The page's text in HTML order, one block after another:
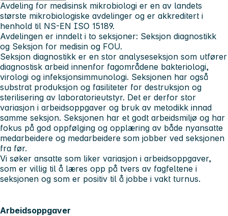
Avdeling for medisinsk mikrobiologi er en av landets
største mikrobiologiske avdelinger og er akkreditert i
henhold til NS-EN ISO 15189.
Avdelingen er inndelt i to seksjoner: Seksjon diagnostikk
og Seksjon for medisin og FOU.
Seksjon diagnostikk er en stor analyseseksjon som utfører
diagnostisk arbeid innenfor fagområdene bakteriologi,
virologi og infeksjonsimmunologi. Seksjonen har også
substrat produksjon og fasiliteter for destruksjon og
sterilisering av laboratorieutstyr. Det er derfor stor
variasjon i arbeidsoppgaver og bruk av metodikk innad
samme seksjon. Seksjonen har et godt arbeidsmiljø og har
fokus på god oppfølging og opplæring av både nyansatte
medarbeidere og medarbeidere som jobber ved seksjonen
fra før.
Vi søker ansatte som liker variasjon i arbeidsoppgaver,
som er villig til å læres opp på tvers av fagfeltene i
seksjonen og som er positiv til å jobbe i vakt turnus.
Arbeidsoppgaver